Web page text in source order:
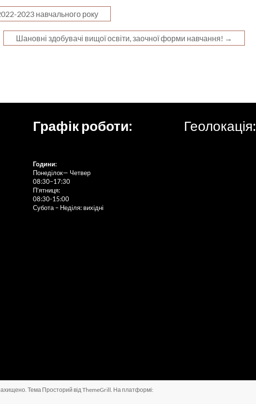
2023 навчального року
Шановні здобувачі вищої освіти, заочної форми навчання! →
Графік роботи:
Години:
Понеділок— Четвер
08:30–17:30
П’ятниця:
08:30-15:00
Субота – Неділя: вихідні
Геолокація:
Тема Просторий від ThemeGrill. На платформі: